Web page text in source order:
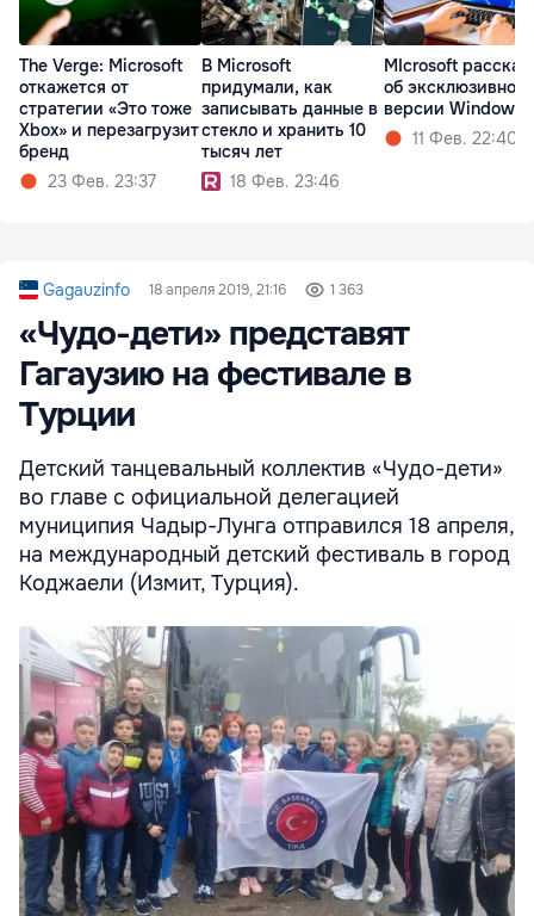
The Verge: Microsoft
откажется от
стратегии «Это тоже
Xbox» и перезагрузит
бренд
23 Фев. 23:37
В Microsoft
придумали, как
записывать данные в
стекло и хранить 10
тысяч лет
18 Фев. 23:46
MIcrosoft
об эксклюзивной
версии Windows
11 Фев. 22:40
Gagauzinfo 18 апреля 2019, 21:16 1 363
«Чудо-дети» представят
Гагаузию на фестивале в
Турции
Детский танцевальный коллектив «Чудо-дети»
во главе с официальной делегацией
муниципия Чадыр-Лунга отправился 18 апреля,
на международный детский фестиваль в город
Коджаели (Измит, Турция).